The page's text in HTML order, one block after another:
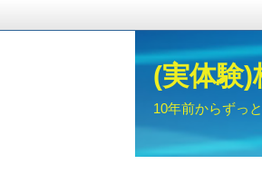
(実体験
10年前からずっ